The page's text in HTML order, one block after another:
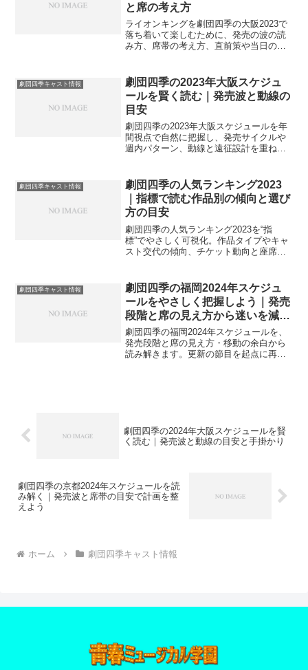
と席の考え方
ライオンキングを劇団四季の大阪2023で
落ち着いて楽しむために、発売の波の読
み方、席帯の考え方、直前策や当日の準
す。
劇団四季キャスト情報
劇団四季の2023年大阪スケジュ
ールを賢く読む｜発売波と動線の
目安
劇団四季の2023年大阪スケジュールを年
間視点で自然に把握し、発売サイクルや
週内パターン、動線と遠征設計を重ねて
劇団四季キャスト情報
劇団四季の人気ランキング2023
｜指標で読む作品別の傾向と選び
方の目安
劇団四季の人気ランキング2023を“指
標”でやさしく可視化。作品タイプやキャ
スト交代の傾向、チケット動向と座席の
劇団四季キャスト情報
劇団四季の福岡2024年スケジュ
ールをやさしく把握しよう｜発売
段階と席の見え方から迷いを減ら
す
劇団四季の福岡2024年スケジュールを、
発売段階と席の見え方・移動の余白から
読み解きます。更新の節目を起点に再確
劇団四季の2024年大阪スケジュールを賢
く読む｜発売波と動線の目安と手掛かり
劇団四季の京都2024年スケジュールを読
み解く｜発売波と席帯の目安で計画を整
えよう
ホーム 劇団四季キャスト情報